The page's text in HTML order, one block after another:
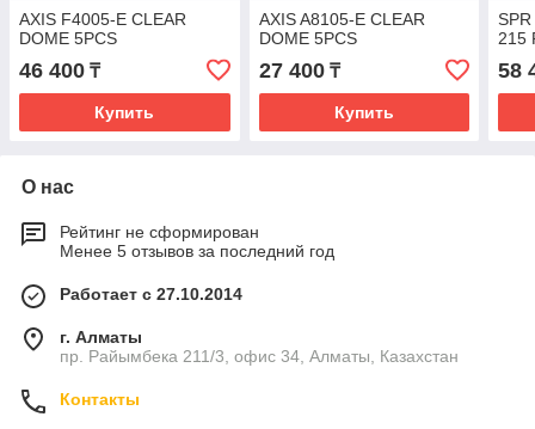
AXIS F4005-E CLEAR
DOME 5PCS
46 400 ₸
Купить
AXIS A8105-E CLEAR
DOME 5PCS
27 400₸
Купить
215
58
О нас
Рейтинг не сформирован
Менее 5 отзывов за последний год
Работает с 27.10.2014
г. Алматы
пр. Райымбека 211/3, офис 34, Алматы, Казахстан
Контакты